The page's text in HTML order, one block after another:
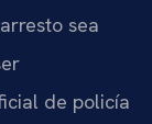
sea
de policía